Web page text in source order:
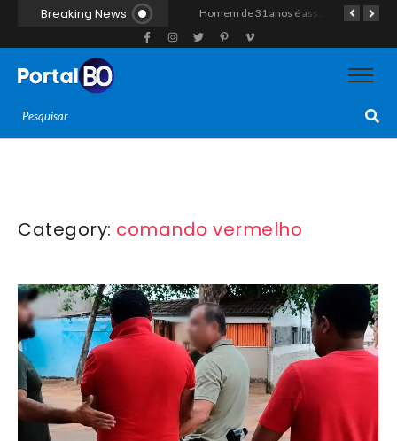
Breaking News Duplo homicídio com características de execução choca a região do Vale do Açu; primos são mortos a tiros às margens da RN-118 em Itajá
Category: comando vermelho